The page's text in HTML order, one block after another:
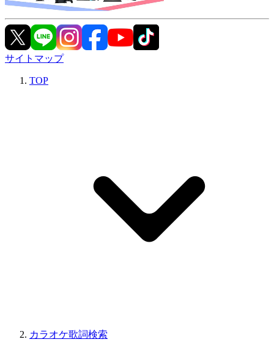
サイトマップ
TOP
カラオケ歌詞検索